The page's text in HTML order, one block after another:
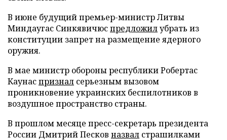
В июне будущий премьер-министр Литвы
Миндаугас Синкявичюспредложилубрать из
конституции запрет на размещение ядерного
оружия.
В мае министр обороны республики Робертас
Каунаспризнал серьезным вызовом
проникновение украинских беспилотников в
воздушное пространство страны.
В прошлом месяце пресс-секретарь президента
России Дмитрий Песков назвал страшилками